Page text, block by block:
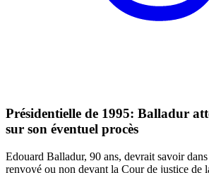
Présidentielle de 1995: Balladur
sur son éventuel procès
Edouard Balladur, 90 ans, devrait savoir
renvoyé ou non devant la Cour de justice de